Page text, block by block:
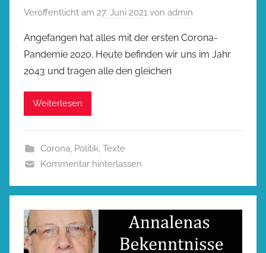
Veröffentlicht am 27. Juni 2021 von admin
Angefangen hat alles mit der ersten Corona-
Pandemie 2020. Heute befinden wir uns im Jahr
2043 und tragen alle den gleichen
Weiterlesen
Corona Politik, Texte
Kommentar hinterlassen